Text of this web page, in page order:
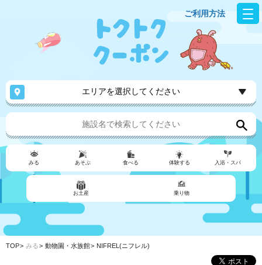
ご利用方法
エリアを選択してください
みる あそぶ 食べる 体験する 入浴・スパ
お土産 乗り物
TOP みる 動物園・水族館 NIFREL(ニフレル)